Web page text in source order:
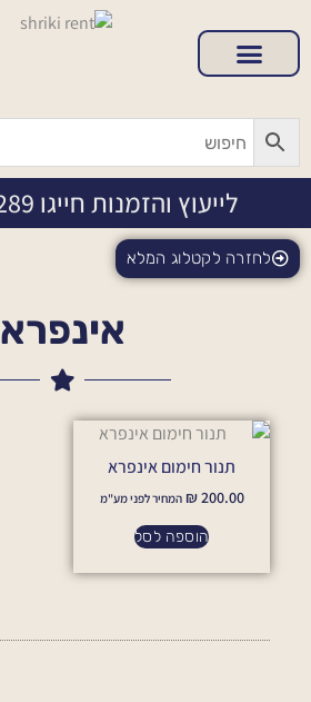
לייעוץ והזמנות חייגו 052-567-9289
לחזרה לקטלוג המלא
אינפרא
תנור חימום אינפרא
₪200.00 המחיר לפני מע"מ
הוספה לסל